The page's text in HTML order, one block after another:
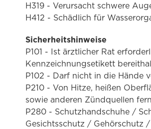
H319 - Verursacht schwere
H412 - Schädlich für
Sicherheitshinweise
P101 - Ist ärztlicher Rat
Kennzeichnungsetikett
P102 - Darf nicht in die Hände
P210 - Von Hitze, heißen
sowie anderen Zündquellen
P280 - Schutzhandschuhe /
Gesichtsschutz / Gehörschutz